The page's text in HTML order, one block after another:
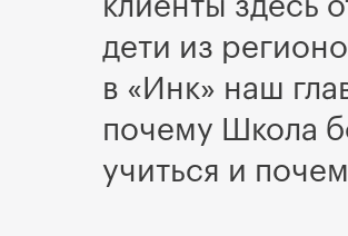
клиенты здесь
дети из
в «Инк» наш
почему Школа
учиться и